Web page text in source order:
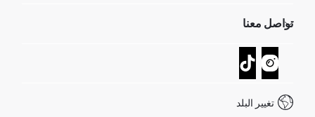
GIFT CLUB
عمليات الارجاع و الاستبدال السهلة
تتبع الشحنة
كيف يمكنك التسوق في ديفاكتو ؟
كيف تدفع في ديفاكتو؟
شروط المنافسة
تواصل معنا
نموذج الاتصال
خدمة العملاء
Call Center 19782
تغيير البلد